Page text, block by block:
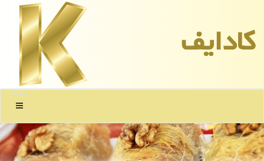
كادایف
منو